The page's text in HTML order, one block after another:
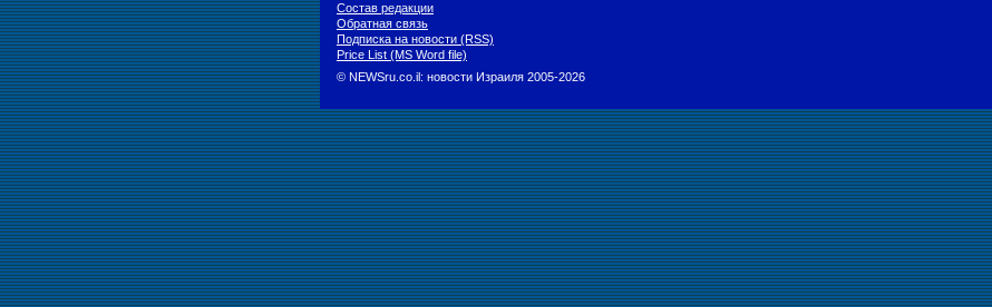
Состав редакции
Обратная связь
Подписка на новости (RSS)
Price List (MS Word file)
© NEWSru.co.il: новости Израиля 2005-2026